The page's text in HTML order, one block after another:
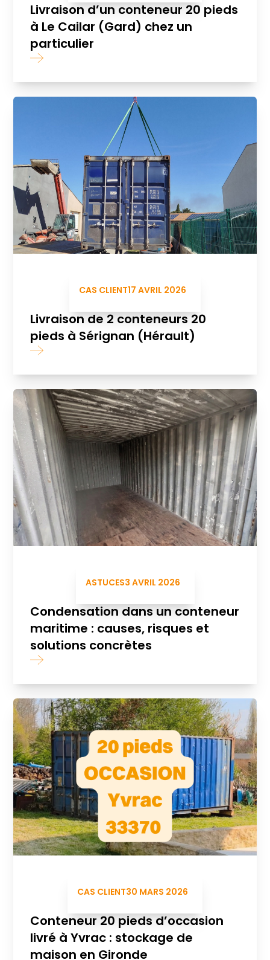
Livraison d’un conteneur 20 pieds
à Le Cailar (Gard) chez un
particulier
CAS CLIENT17 AVRIL 2026
Livraison de 2 conteneurs 20
pieds à Sérignan (Hérault)
ASTUCES3 AVRIL 2026
Condensation dans un conteneur
maritime : causes, risques et
solutions concrètes
CAS CLIENT30 MARS 2026
Conteneur 20 pieds d’occasion
livré à Yvrac : stockage de
maison en Gironde